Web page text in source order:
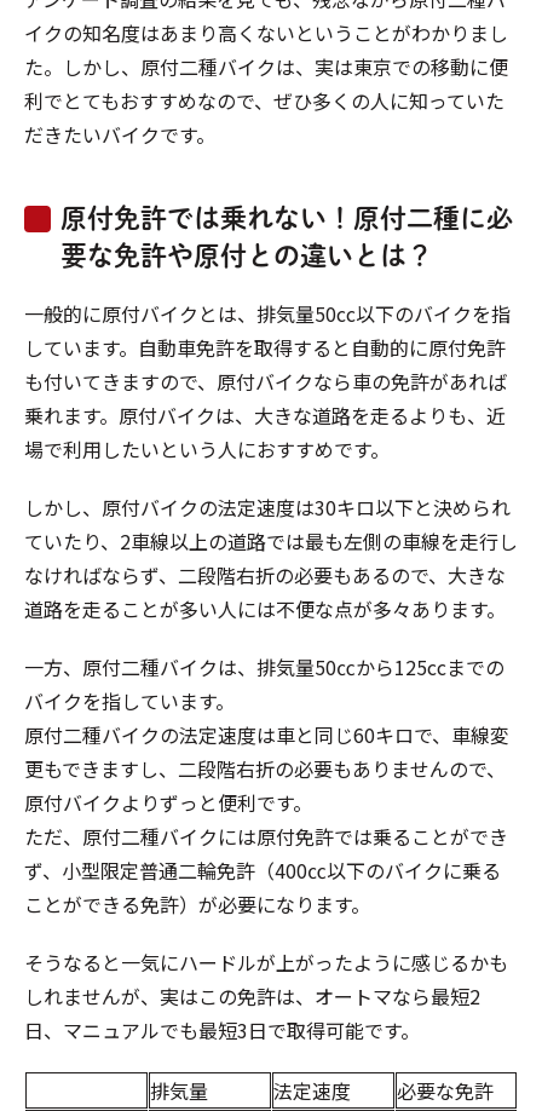
イクの知名度はあまり高くないということがわかりまし
た。しかし、原付二種バイクは、実は東京での移動に便
利でとてもおすすめなので、ぜひ多くの人に知っていた
だきたいバイクです。
原付免許では乗れない！原付二種に必
要な免許や原付との違いとは？
一般的に原付バイクとは、排気量50cc以下のバイクを指
しています。自動車免許を取得すると自動的に原付免許
も付いてきますので、原付バイクなら車の免許があれば
乗れます。原付バイクは、大きな道路を走るよりも、近
場で利用したいという人におすすめです。
しかし、原付バイクの法定速度は30キロ以下と決められ
ていたり、2車線以上の道路では最も左側の車線を走行し
なければならず、二段階右折の必要もあるので、大きな
道路を走ることが多い人には不便な点が多々あります。
一方、原付二種バイクは、排気量50㏄から125ccまでの
バイクを指しています。
原付二種バイクの法定速度は車と同じ60キロで、車線変
更もできますし、二段階右折の必要もありませんので、
原付バイクよりずっと便利です。
ただ、原付二種バイクには原付免許では乗ることができ
ず、小型限定普通二輪免許（400㏄以下のバイクに乗る
ことができる免許）が必要になります。
そうなると一気にハードルが上がったように感じるかも
しれませんが、実はこの免許は、オートマなら最短2
日、マニュアルでも最短3日で取得可能です。
排気量 法定速度
必要な免許